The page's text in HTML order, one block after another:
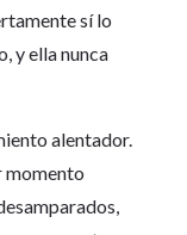
sí lo
y ella nunca
alentador.
momento